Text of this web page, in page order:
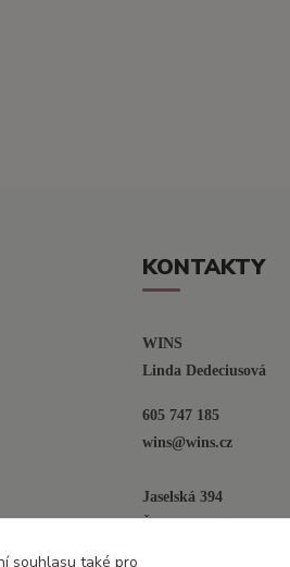
KONTAKTY
WINS
Linda
605 747 185
Jaselská 394
Šenov u N. Jičína
souhlasu také pro